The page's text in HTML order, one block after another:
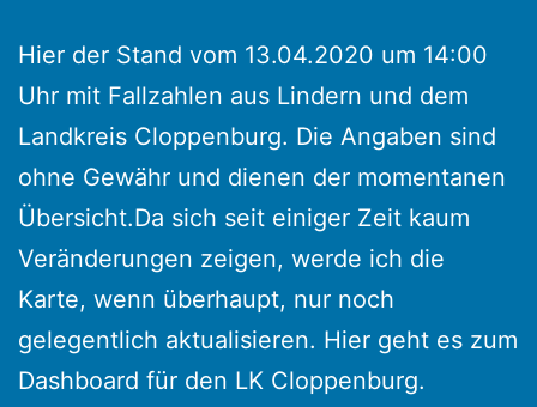
Hier der Stand vom 13.04.2020 um 14:00
Uhr mit Fallzahlen aus Lindern und dem
Landkreis Cloppenburg. Die Angaben sind
ohne Gewähr und dienen der momentanen
Übersicht.Da sich seit einiger Zeit kaum
Veränderungen zeigen, werde ich die
Karte, wenn überhaupt, nur noch
gelegentlich aktualisieren. Hier geht es zum
Dashboard für den LK Cloppenburg.